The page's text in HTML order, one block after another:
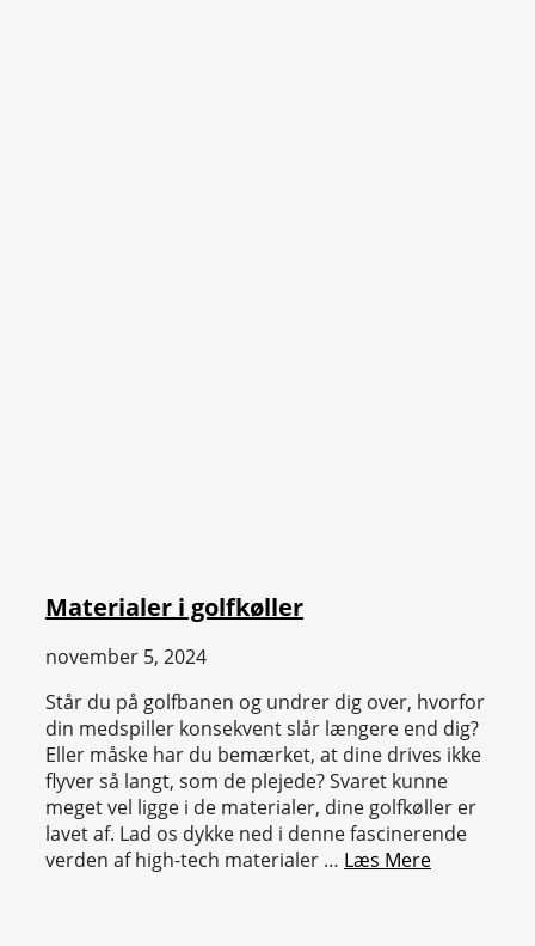
Materialer i golfkøller
november 5, 2024
Står du på golfbanen og undrer dig over, hvorfor
din medspiller konsekvent slår længere end dig?
Eller måske har du bemærket, at dine drives ikke
flyver så langt, som de plejede? Svaret kunne
meget vel ligge i de materialer, dine golfkøller er
lavet af. Lad os dykke ned i denne fascinerende
verden af high-tech materialer … Læs Mere